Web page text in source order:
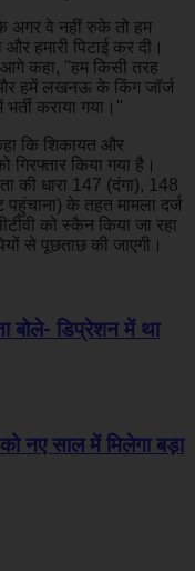
अगर वे नहीं रुके तो हम
हमारी पिटाई कर दी।
आगे कहा, ''हम किसी तरह
हमें लखनऊ के किंग जॉर्ज
कराया गया।''
कि शिकायत और
गिरफ्तार किया गया है।
की धारा 147 (दंगा), 148
के तहत मामला दर्ज
को स्कैन किया जा रहा
से पूछताछ की जाएगी।
बोले- डिप्रेशन में था
नए साल में मिलेगा बड़ा